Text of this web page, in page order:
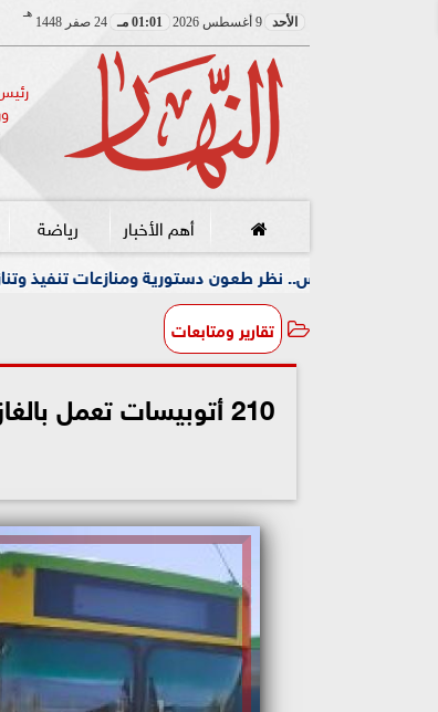
الأحد 9 أغسطس 2026 01:01 مـ 24 صفر 1448
هـ
أهم الأخبار رياضة
طعون دستورية ومنازعات تنفيذ وتنازع الاختصاص
تقارير ومتابعات
210 أتوبيسات تعمل